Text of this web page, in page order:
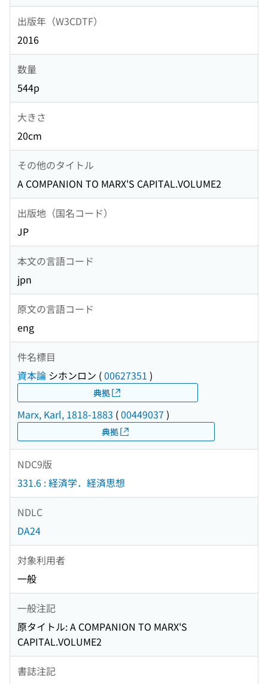
出版年（W3CDTF）
2016
数量
544p
大きさ
20cm
その他のタイトル
A COMPANION TO MARX'S CAPITAL.VOLUME2
出版地（国名コード）
JP
本文の言語コード
jpn
原文の言語コード
eng
件名標目
資本論 シホンロン (00627351 )
典拠
Marx, Karl, 1818-1883 (00449037 )
典拠
NDC9版
331.6 : 経済学．経済思想
NDLC
DA24
対象利用者
一般
一般注記
原タイトル: A COMPANION TO MARX'S
CAPITAL.VOLUME2
書誌注記